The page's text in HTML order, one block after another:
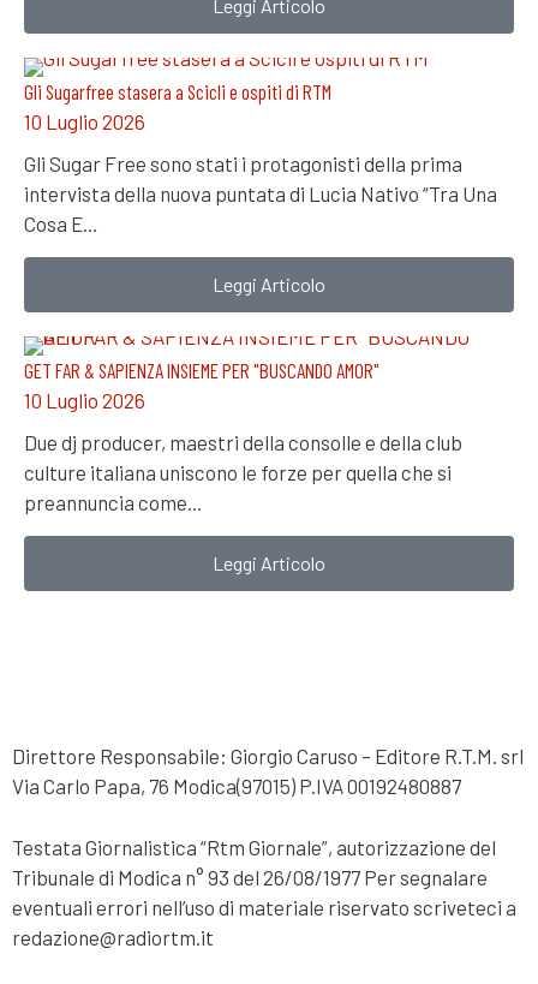
Leggi Articolo
Gli Sugarfree stasera a Scicli e ospiti di RTM
10 Luglio 2026
Gli Sugar Free sono stati i protagonisti della prima
intervista della nuova puntata di Lucia Nativo “Tra Una
Cosa E…
Leggi Articolo
GET FAR & SAPIENZA INSIEME PER "BUSCANDO AMOR"
10 Luglio 2026
Due dj producer, maestri della consolle e della club
culture italiana uniscono le forze per quella che si
preannuncia come…
Leggi Articolo
Direttore Responsabile: Giorgio Caruso – Editore R.T.M. srl
Via Carlo Papa, 76 Modica(97015) P.IVA 00192480887
Testata Giornalistica “Rtm Giornale”, autorizzazione del
Tribunale di Modica n° 93 del 26/08/1977 Per segnalare
eventuali errori nell’uso di materiale riservato scriveteci a
redazione@radiortm.it